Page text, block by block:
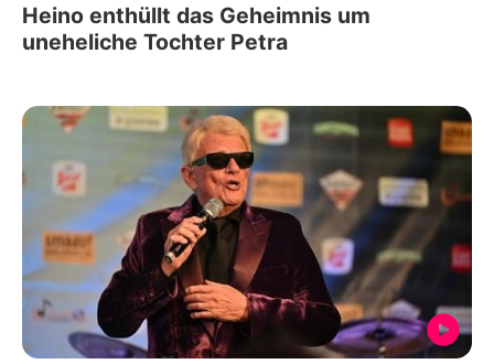
Heino enthüllt das Geheimnis um
uneheliche Tochter Petra